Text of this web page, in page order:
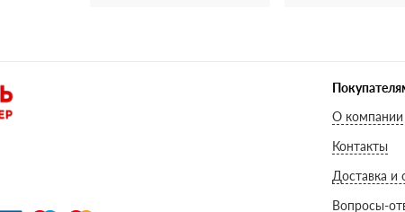
О компании
Контакты
Доставка и
Вопросы-